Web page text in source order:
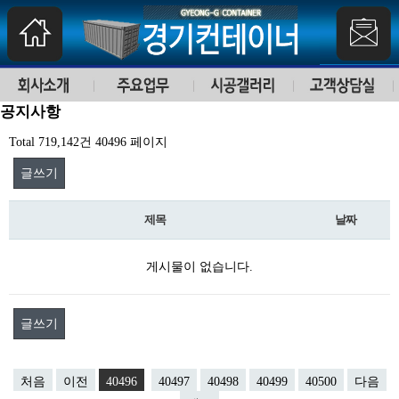
공지사항
Total 719,142건 40496 페이지
글쓰기
제목 날짜
게시물이 없습니다.
글쓰기
처음 이전 40496 40497 40498 40499 40500
다음